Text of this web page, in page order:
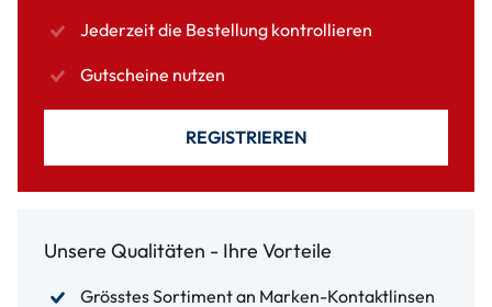
Jederzeit die Bestellung kontrollieren
Gutscheine nutzen
REGISTRIEREN
Unsere Qualitäten - Ihre Vorteile
Grösstes Sortiment an Marken-Kontaktlinsen